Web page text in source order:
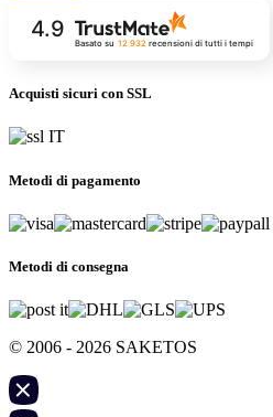
4.9
Basato su 12 932recensioni di tutti i tempi
Acquisti sicuri con SSL
Metodi di pagamento
Metodi di consegna
© 2006 - 2026 SAKETOS